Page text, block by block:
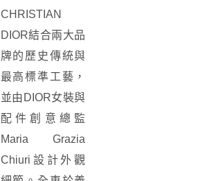
CHRISTIAN
DIOR結合兩大品
牌的歷史傳統與
最高標準工藝，
並由DIOR女裝與
配件創意總監
Maria Grazia
Chiuri設計外觀